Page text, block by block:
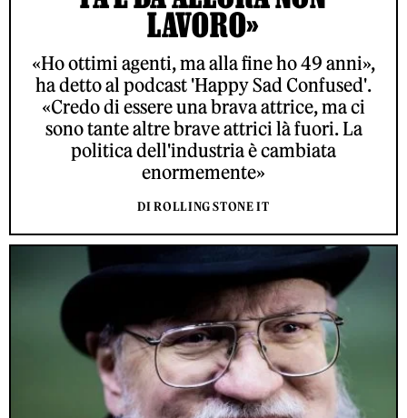
LAVORO»
«Ho ottimi agenti, ma alla fine ho 49 anni»,
ha detto al podcast 'Happy Sad Confused'.
«Credo di essere una brava attrice, ma ci
sono tante altre brave attrici là fuori. La
politica dell'industria è cambiata
enormemente»
DI ROLLING STONE IT